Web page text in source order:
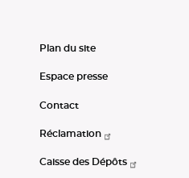
Plan du site
Espace presse
Contact
Réclamation
Caisse des Dépôts